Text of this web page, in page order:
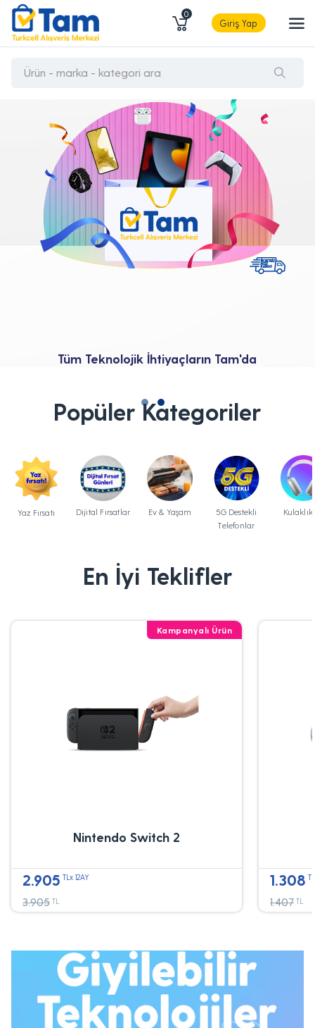
0
Giriş Yap
Tüm Teknolojik İhtiyaçların Tam'da
Popüler Kategoriler
Yaz Fırsatı Dijital Fırsatlar Ev & Yaşam
5G Destekli
Telefonlar
En İyi Teklifler
Kampanyalı Ürün
Nintendo Switch 2
2.905 TLx 12AY
3.905 TL
1.308
1.407 TL